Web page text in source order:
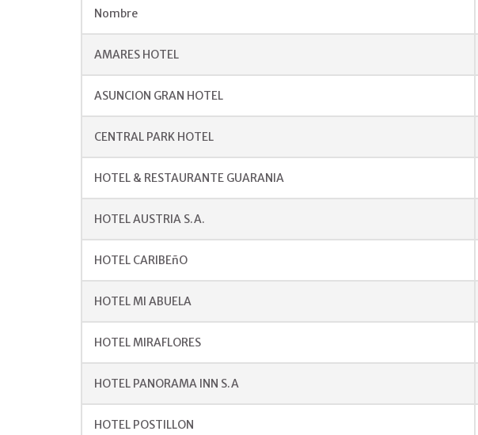
Nombre
AMARES HOTEL
ASUNCION GRAN HOTEL
CENTRAL PARK HOTEL
HOTEL & RESTAURANTE GUARANIA
HOTEL AUSTRIA S.A.
HOTEL CARIBEñO
HOTEL MI ABUELA
HOTEL MIRAFLORES
HOTEL PANORAMA INN S.A
HOTEL POSTILLON